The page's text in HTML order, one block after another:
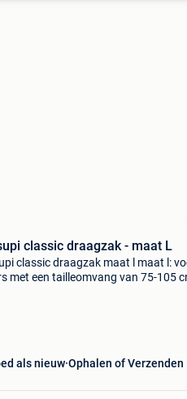
classic draagzak - maat L
classic draagzak maat l maat l:
met een tailleomvang van 75-105
als nieuw Ophalen of Verzenden